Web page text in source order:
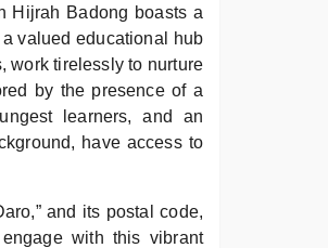
Hijrah Badong boasts a
valued educational hub
work tirelessly to nurture
by the presence of a
learners, and an
have access to
and its postal code,
with this vibrant